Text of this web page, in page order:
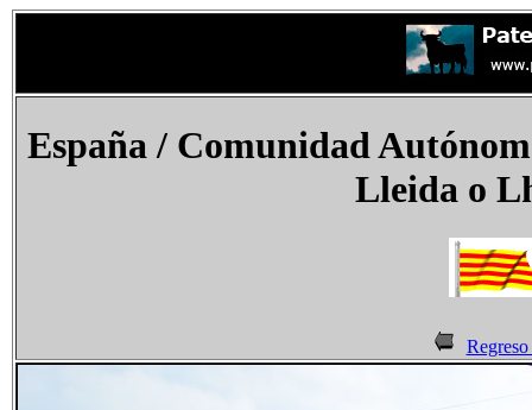
España/ Comunidad
Lleida o